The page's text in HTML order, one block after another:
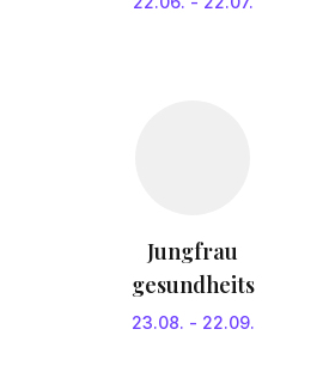
Jungfrau
gesundheits
23.08. - 22.09.